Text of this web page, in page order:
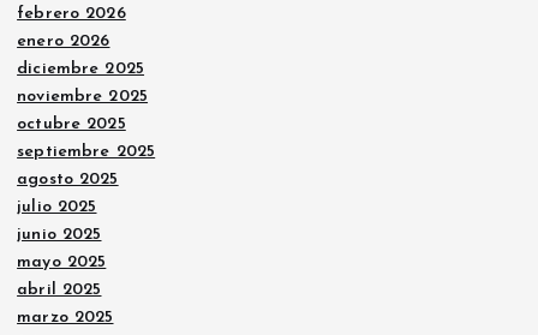
febrero 2026
enero 2026
diciembre 2025
noviembre 2025
octubre 2025
septiembre 2025
agosto 2025
julio 2025
junio 2025
mayo 2025
abril 2025
marzo 2025